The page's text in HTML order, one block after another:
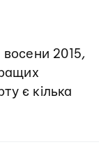
восени 2015,
є кілька